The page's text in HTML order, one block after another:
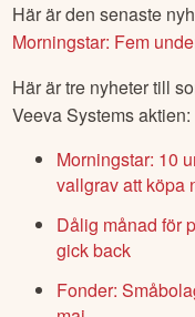
Här är den senaste
Morningstar: Fem
Här är tre nyheter till
Veeva Systemsaktien:
Morningstar: 10
vallgrav att köpa
Dålig månad för
gick back
Fonder: